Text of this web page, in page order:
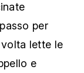
per
lette le
e